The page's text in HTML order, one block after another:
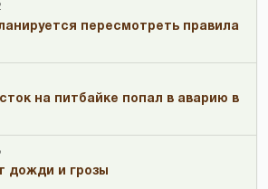
пересмотреть правила
на питбайке попал в аварию в
дожди и грозы